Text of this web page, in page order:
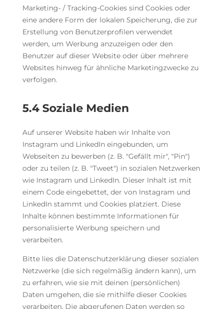
Marketing- / Tracking-Cookies sind Cookies oder
eine andere Form der lokalen Speicherung, die zur
Erstellung von Benutzerprofilen verwendet
werden, um Werbung anzuzeigen oder den
Benutzer auf dieser Website oder über mehrere
Websites hinweg für ähnliche Marketingzwecke zu
verfolgen.
5.4 Soziale Medien
Auf unserer Website haben wir Inhalte von
Instagram und LinkedIn eingebunden, um
Webseiten zu bewerben (z. B. "Gefällt mir", "Pin")
oder zu teilen (z. B. "Tweet") in sozialen Netzwerken
wie Instagram und LinkedIn. Dieser Inhalt ist mit
einem Code eingebettet, der von Instagram und
LinkedIn stammt und Cookies platziert. Diese
Inhalte können bestimmte Informationen für
personalisierte Werbung speichern und
verarbeiten.
Bitte lies die Datenschutzerklärung dieser sozialen
Netzwerke (die sich regelmäßig ändern kann), um
zu erfahren, wie sie mit deinen (persönlichen)
Daten umgehen, die sie mithilfe dieser Cookies
verarbeiten. Die abgerufenen Daten werden so